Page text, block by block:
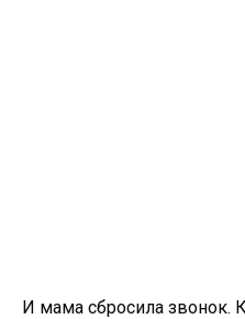
И мама сбросила звонок.